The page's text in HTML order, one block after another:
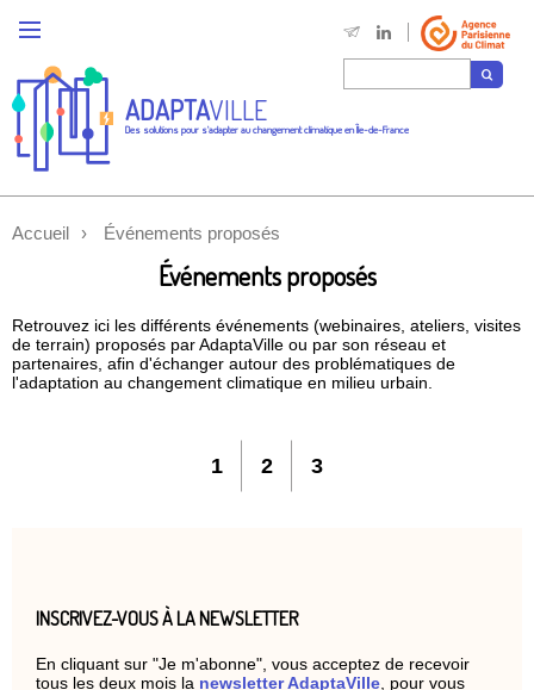
ADAPTAVILLE
Des solutions pour s'adapter au changement climatique en Île-de-France
Accueil Événements proposés
Événements proposés
Retrouvez ici les différents événements (webinaires, ateliers, visites
de terrain) proposés par AdaptaVille ou par son réseau et
partenaires, afin d'échanger autour des problématiques de
l'adaptation au changement climatique en milieu urbain.
1 2 3
INSCRIVEZ-VOUS À LA NEWSLETTER
En cliquant sur "Je m'abonne", vous acceptez de recevoir
tous les deux mois la newsletter AdaptaVille , pour vous